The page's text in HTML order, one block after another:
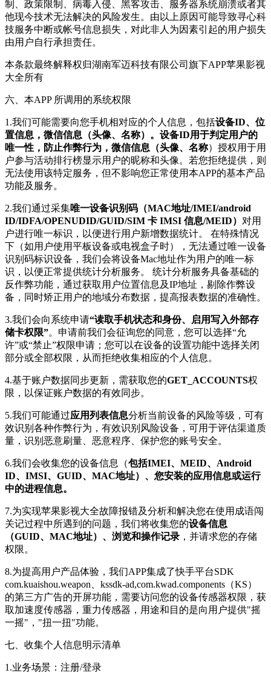
制、政策限制、病毒入侵、黑客攻击、服务器系统崩溃或者其
他现今技术无法解决的风险发生。由以上原因可能导致寻心科
技服务中断或帐号信息损失，对此非人为因素引起的用户损失
由用户自行承担责任。
本条款最终解释权归湖南军迈科技有限公司旗下APP苹果影视
大全所有
六、本APP 所调用的系统权限
1.我们可能需要向您手机相对应的个人信息，包括设备ID、位
置信息，微信信息（头像、名称）。设备ID用于判定用户的
唯一性，防止作弊行为，微信信息（头像、名称）授权用于用
户参与活动排行榜显示用户的昵称和头像。若您拒绝提供，则
无法使用该特定服务，但不影响您正常使用本APP的基本产品
功能及服务。
2.我们通过采集唯一设备识别码（MAC地址/IMEI/android
ID/IDFA/OPENUDID/GUID/SIM 卡 IMSI 信息/MEID） 对用
户进行唯一标识，以便进行用户新增数据统计。 在特殊情况
下（如用户使用平板设备或电视盒子时），无法通过唯一设备
识别码标识设备，我们会将设备Mac地址作为用户的唯一标
识，以便正常提供统计分析服务。 统计分析服务具备基础的
反作弊功能，通过获取用户位置信息及IP地址，剔除作弊设
备，同时矫正用户的地域分布数据，提高报表数据的准确性。
3.我们会向系统申请“读取手机状态和身份、启用写入外部存
储卡权限”。申请前我们会征询您的同意，您可以选择“允
许”或“禁止”权限申请；您可以在设备的设置功能中选择关闭
部分或全部权限，从而拒绝收集相应的个人信息。
4.基于账户数据同步更新，需获取您的GET_ACCOUNTS权
限，以保证账户数据的有效同步。
5.我们可能通过应用列表信息分析当前设备的风险等级，可有
效识别各种作弊行为，有效识别风险设备，可用于评估渠道质
量，识别恶意刷量、恶意程序、保护您的账号安全。
6.我们会收集您的设备信息（包括IMEI、MEID、Android
ID、IMSI、GUID、MAC地址）、您安装的应用信息或运行
中的进程信息。
7.为实现苹果影视大全故障报错及分析和解决您在使用成语闯
关记过程中所遇到的问题，我们将收集您的设备信息
（GUID、MAC地址）、浏览和操作记录 ，并请求您的存储
权限。
8.为提高用户产品体验，我们APP集成了快手平台SDK
com.kuaishou.weapon、kssdk-ad,com.kwad.components（KS）
的第三方广告的开屏功能，需要访问您的设备传感器权限，获
取加速度传感器，重力传感器，用途和目的是向用户提供"摇
一摇"，"扭一扭"功能。
七、收集个人信息明示清单
1.业务场景：注册/登录